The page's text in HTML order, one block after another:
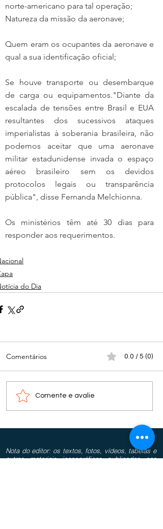
norte-americano para tal operação;
Natureza da missão da aeronave;
Quem eram os ocupantes da aeronave e
qual a sua identificação oficial;
Se houve transporte ou desembarque
de carga ou equipamentos."Diante da
escalada de tensões entre Brasil e EUA
resultantes dos sucessivos ataques
imperialistas à soberania brasileira, não
podemos aceitar que uma aeronave
militar estadunidense invada o espaço
aéreo brasileiro sem os devidos
protocolos legais ou transparência
pública", disse Fernanda Melchionna.
Os ministérios têm até 30 dias para
responder aos requerimentos.
do Dia
Comentários 0.0 / 5 (0)
Comente e avalie
Nota do editor: os textos, fotos, vídeos, tabelas e
outros materiais iconográficos publicados nos